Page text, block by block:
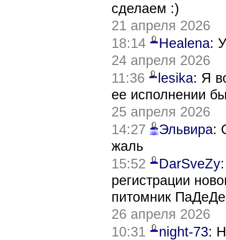
сделаем :)
21 апреля 2026
18:14
Healena:
24 апреля 2026
11:36
lesika: Я
ее исполнении
25 апреля 2026
14:27
Эльвира:
жаль
15:52
DarSveZy
регистрации
питомник
26 апреля 2026
10:31
night-73: